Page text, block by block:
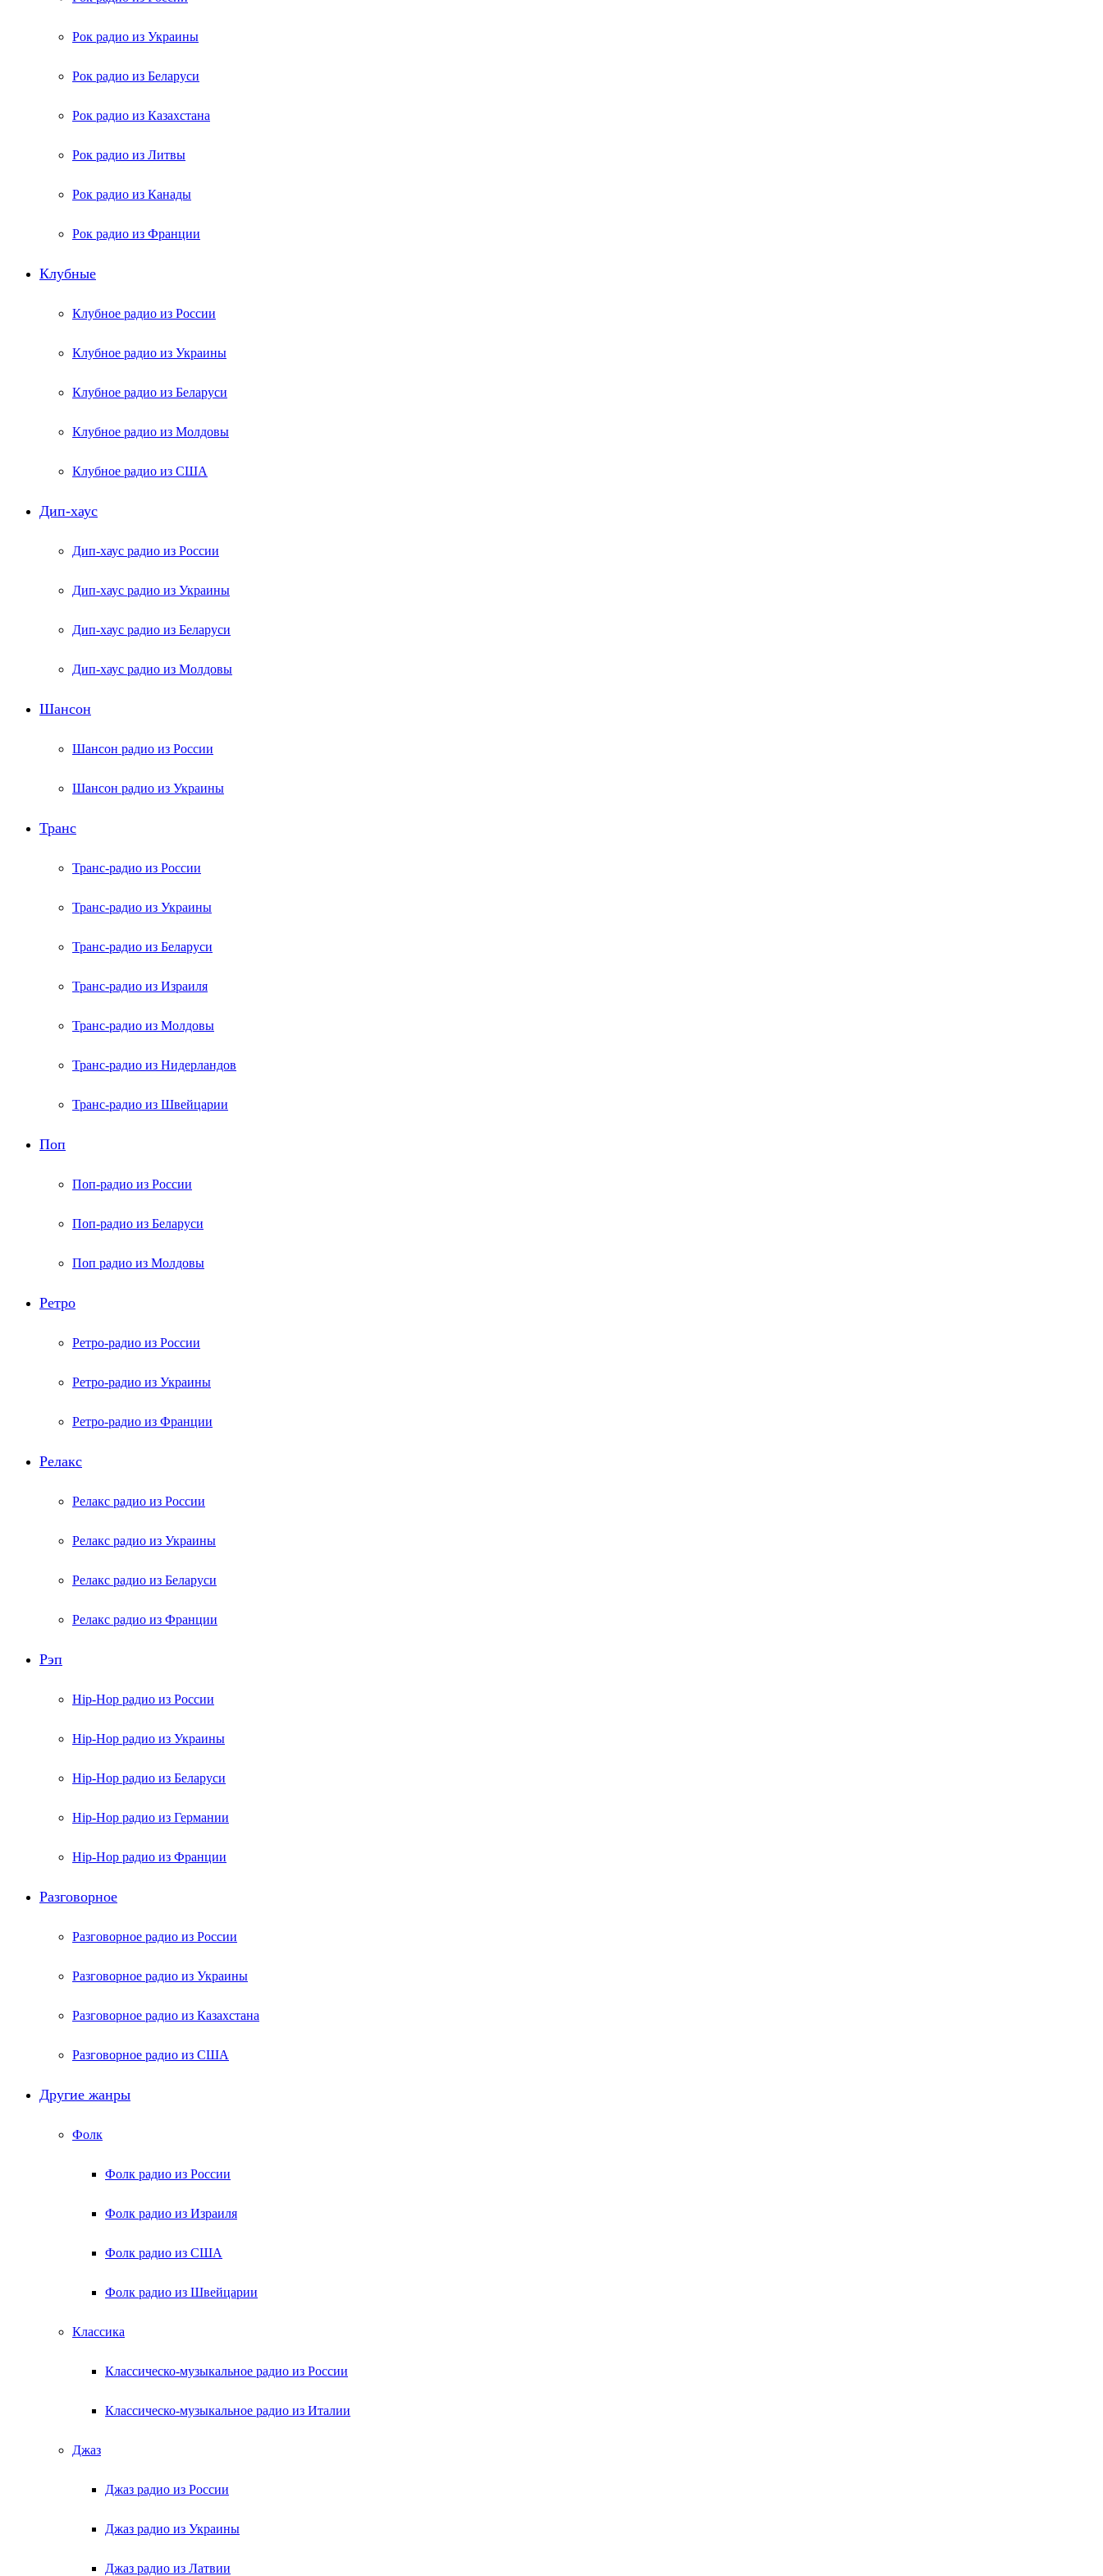
Рок радио из Украины
Рок радио из Беларуси
Рок радио из Казахстана
Рок радио из Литвы
Рок радио из Канады
Рок радио из Франции
Клубные
Клубное радио из России
Клубное радио из Украины
Клубное радио из Беларуси
Клубное радио из Молдовы
Клубное радио из США
Дип-хаус
Дип-хаус радио из России
Дип-хаус радио из Украины
Дип-хаус радио из Беларуси
Дип-хаус радио из Молдовы
Шансон
Шансон радио из России
Шансон радио из Украины
Транс
Транс-радио из России
Транс-радио из Украины
Транс-радио из Беларуси
Транс-радио из Израиля
Транс-радио из Молдовы
Транс-радио из Нидерландов
Транс-радио из Швейцарии
Поп
Поп-радио из России
Поп-радио из Беларуси
Поп радио из Молдовы
Ретро
Ретро-радио из России
Ретро-радио из Украины
Ретро-радио из Франции
Релакс
Релакс радио из России
Релакс радио из Украины
Релакс радио из Беларуси
Релакс радио из Франции
Рэп
Hip-Hop радио из России
Hip-Hop радио из Украины
Hip-Hop радио из Беларуси
Hip-Hop радио из Германии
Hip-Hop радио из Франции
Разговорное
Разговорное радио из России
Разговорное радио из Украины
Разговорное радио из Казахстана
Разговорное радио из США
Другие жанры
Фолк
Фолк радио из России
Фолк радио из Израиля
Фолк радио из США
Фолк радио из Швейцарии
Классика
Классическо-музыкальное радио из России
Классическо-музыкальное радио из Италии
Джаз
Джаз радио из России
Джаз радио из Украины
Джаз радио из Латвии